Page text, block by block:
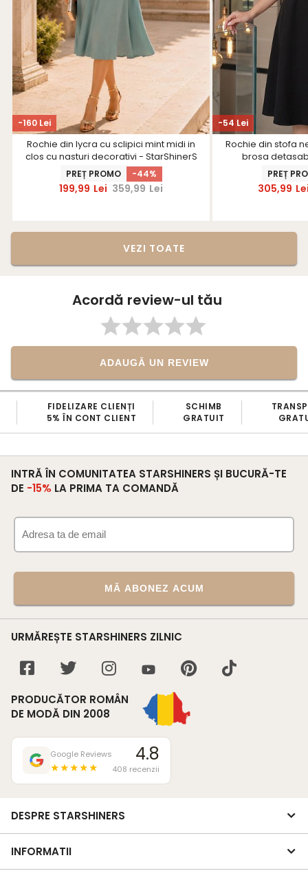
-160 Lei
Rochie din lycra cu sclipici mint midi in
clos cu nasturi decorativi - StarShinerS
PREȚ PROMO -44%
199,99 Lei 359,99 Lei
-54 Lei
Rochie din stofa
brosa
PREȚ
305,99
VEZI TOATE
Acordă review-ul tău
ADAUGĂ UN REVIEW
FIDELIZARE CLIENȚI
5% ÎN CONT CLIENT
SCHIMB
GRATUIT
INTRĂ ÎN COMUNITATEA STARSHINERS ȘI BUCURĂ-TE
DE -15% LA PRIMA TA COMANDĂ
MĂ ABONEZ ACUM
URMĂREȘTE STARSHINERS ZILNIC
PRODUCĂTOR ROMÂN
DE MODĂ DIN 2008
Google Reviews
★★★★★
4.8
408 recenzii
DESPRE STARSHINERS
INFORMATII